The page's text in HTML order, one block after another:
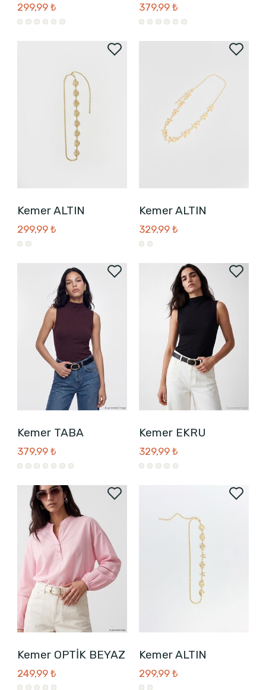
299,99 ₺ 379,99 ₺
Kemer ALTIN
299,99 ₺
Kemer ALTIN
329,99 ₺
Kemer TABA
379,99 ₺
Kemer EKRU
329,99 ₺
Kemer OPTİK BEYAZ
249,99 ₺
Kemer ALTIN
299,99 ₺